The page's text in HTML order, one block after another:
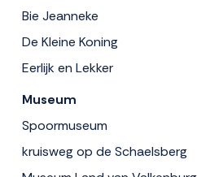
Bie Jeanneke
De Kleine Koning
Eerlijk en Lekker
Museum
Spoormuseum
kruisweg op de Schaelsberg